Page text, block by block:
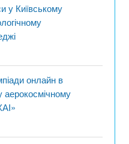
у Київському
онлайн в
аерокосмічному